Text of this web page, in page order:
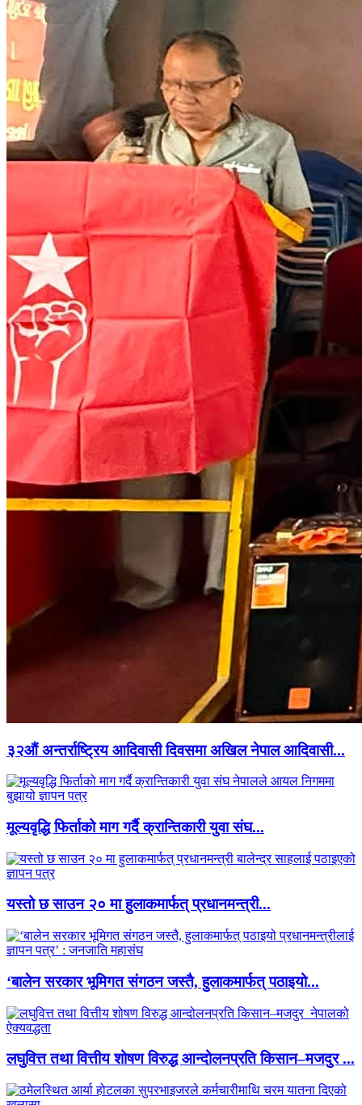
३२औं अन्तर्राष्ट्रिय आदिवासी दिवसमा अखिल नेपाल आदिवासी...
मूल्यवृद्धि फिर्ताको माग गर्दै क्रान्तिकारी युवा संघ...
यस्तो छ साउन २० मा हुलाकमार्फत् प्रधानमन्त्री...
‘बालेन सरकार भूमिगत संगठन जस्तै, हुलाकमार्फत् पठाइयो...
लघुवित्त तथा वित्तीय शोषण विरुद्ध आन्दोलनप्रति किसान–मजदुर ...